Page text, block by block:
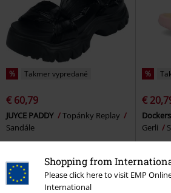
Shopping from
Please click here to visit EMP
International
% Takmer vypredané
€ 60,79
JUYCE PADDY
Topánky Replay
Sandále
%
€
Gerli